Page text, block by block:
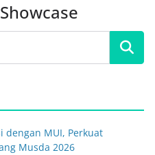
dengan MUI, Perkuat
Musda 2026